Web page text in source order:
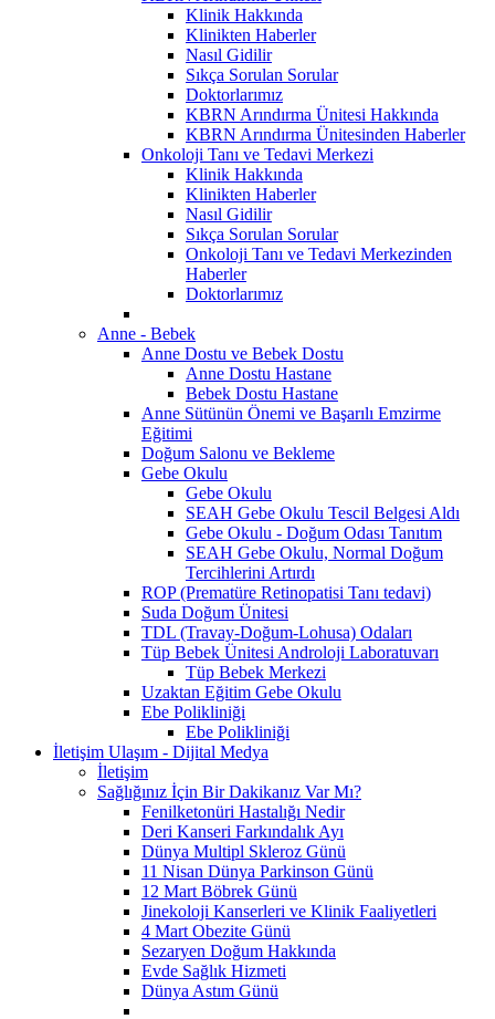
Klinik Hakkında
Klinikten Haberler
Nasıl Gidilir
Sıkça Sorulan Sorular
Doktorlarımız
KBRN Arındırma Ünitesi Hakkında
KBRN Arındırma Ünitesinden Haberler
Onkoloji Tanı ve Tedavi Merkezi
Klinik Hakkında
Klinikten Haberler
Nasıl Gidilir
Sıkça Sorulan Sorular
Onkoloji Tanı ve Tedavi Merkezinden
Haberler
Doktorlarımız
Anne - Bebek
Anne Dostu ve Bebek Dostu
Anne Dostu Hastane
Bebek Dostu Hastane
Anne Sütünün Önemi ve Başarılı Emzirme
Eğitimi
Doğum Salonu ve Bekleme
Gebe Okulu
Gebe Okulu
SEAH Gebe Okulu Tescil Belgesi Aldı
Gebe Okulu - Doğum Odası Tanıtım
SEAH Gebe Okulu, Normal Doğum
Tercihlerini Artırdı
ROP (Prematüre Retinopatisi Tanı tedavi)
Suda Doğum Ünitesi
TDL (Travay-Doğum-Lohusa) Odaları
Tüp Bebek Ünitesi Androloji Laboratuvarı
Tüp Bebek Merkezi
Uzaktan Eğitim Gebe Okulu
Ebe Polikliniği
Ebe Polikliniği
İletişim Ulaşım - Dijital Medya
İletişim
Sağlığınız İçin Bir Dakikanız Var Mı?
Fenilketonüri Hastalığı Nedir
Deri Kanseri Farkındalık Ayı
Dünya Multipl Skleroz Günü
11 Nisan Dünya Parkinson Günü
12 Mart Böbrek Günü
Jinekoloji Kanserleri ve Klinik Faaliyetleri
4 Mart Obezite Günü
Sezaryen Doğum Hakkında
Evde Sağlık Hizmeti
Dünya Astım Günü